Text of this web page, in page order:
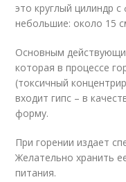
это круглый цилиндр
небольшие: около 15
Основным
которая в процессе
(токсичный
входит гипс – в
форму.
При горении издает
Желательно хранить
питания.